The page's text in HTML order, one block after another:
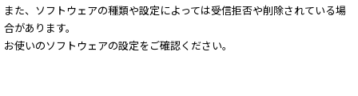
また、ソフトウェアの種類や設定によっては受信拒否や削除されている場
合があります。
お使いのソフトウェアの設定をご確認ください。